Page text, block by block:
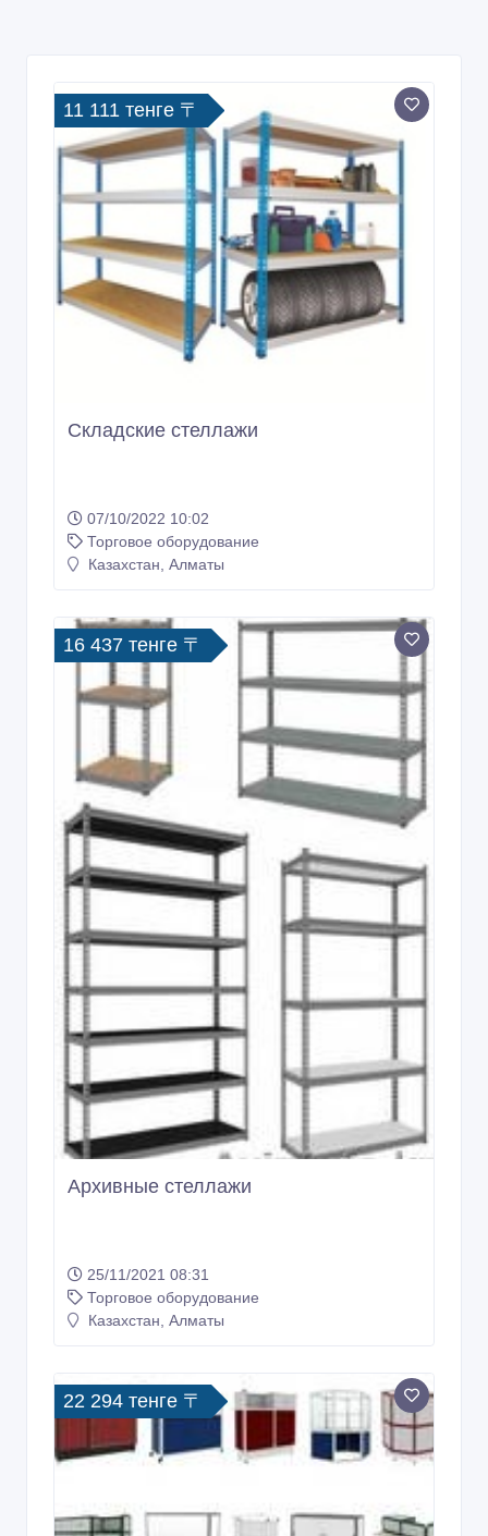
11 111 тенге 〒
Складские стеллажи
07/10/2022 10:02
Торговое оборудование
Казахстан, Алматы
16 437 тенге 〒
Архивные стеллажи
25/11/2021 08:31
Торговое оборудование
Казахстан, Алматы
22 294 тенге 〒